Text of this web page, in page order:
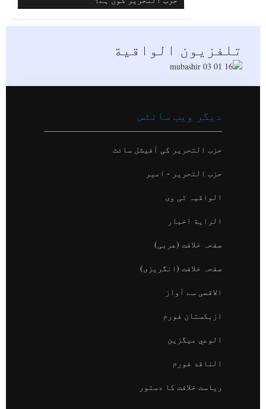
تلفزيون الواقية
دیگر ویب سائٹس
حزب التحریر کی آفیشل سائٹ
حزب التحریر - امیر
الواقیہ ٹی وی
الراية اخبار
صفحہ خلافت (عربی)
صفحہ خلافت (انگریزی)
الاقصی سے آواز
ازبکستان فورم
الوعي میگزین
الناقد فورم
ریاست خلافت کا دستور